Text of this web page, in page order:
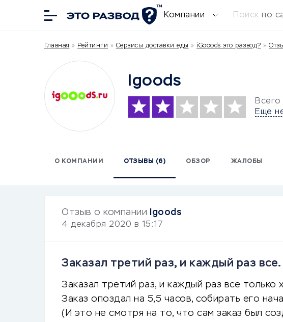
Компании Поиск по
Главная » Рейтинги » Сервисы доставки еды » iGooods это развод? »
Igoods
Еще
О КОМПАНИИ ОТЗЫВЫ (6) ОБЗОР ЖАЛОБЫ
Отзыв о компании Igoods
4 декабря 2020 в 15:17
Заказал третий раз, и каждый раз
Заказал третий раз, и каждый раз все только
Заказ опоздал на 5,5 часов, собирать его
(И это не смотря на то, что сам заказ был